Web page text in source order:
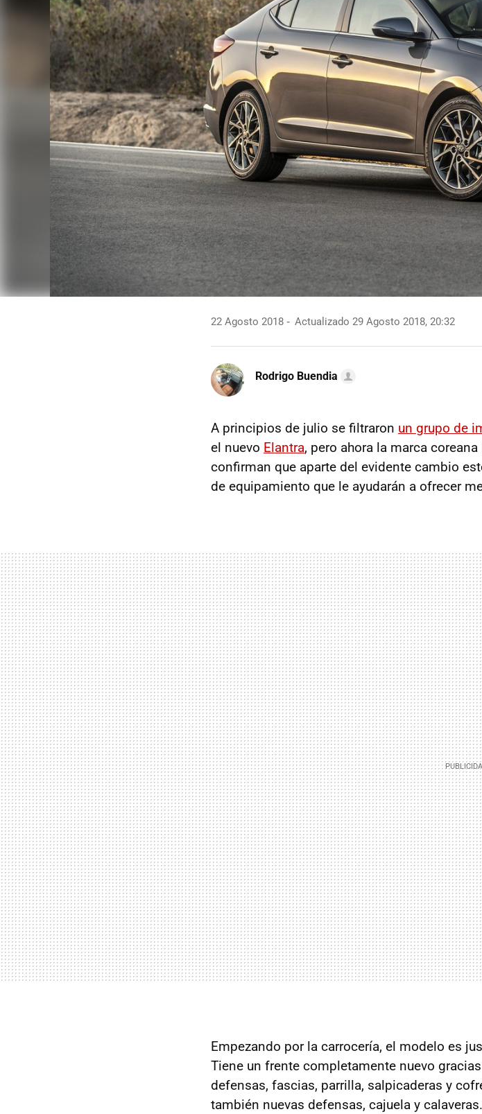
22 Agosto 2018 Actualizado 29 Agosto 2018, 20:32
Rodrigo Buendia
A principios de julio se filtraron un grupo de
el nuevo Elantra, pero ahora la marca
confirman que aparte del evidente cambio
de equipamiento que le ayudarán a ofrecer
Empezando por la carrocería, el modelo es
Tiene un frente completamente nuevo
defensas, fascias, parrilla, salpicaderas y
también nuevas defensas, cajuela y